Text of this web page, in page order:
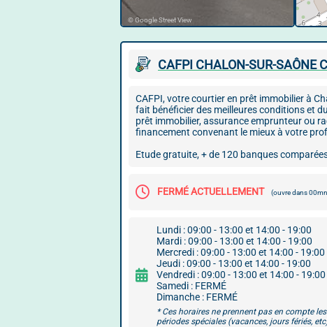
© Google Street View
CAFPI CHALON-SUR-SAÔNE
CAFPI, votre courtier en prêt immobilier à
fait bénéficier des meilleures conditions et
prêt immobilier, assurance emprunteur ou
financement convenant le mieux à votre
Etude gratuite, + de 120 banques
FERMÉ ACTUELLEMENT (ouvre dans
Lundi : 09:00 - 13:00 et 14:00 - 19:00
Mardi : 09:00 - 13:00 et 14:00 - 19:00
Mercredi : 09:00 - 13:00 et 14:00 - 19:00
Jeudi : 09:00 - 13:00 et 14:00 - 19:00
Vendredi : 09:00 - 13:00 et 14:00 - 19:00
Samedi : FERMÉ
Dimanche : FERMÉ
* Ces horaires ne prennent pas en compte les
périodes spéciales (vacances, jours fériés,